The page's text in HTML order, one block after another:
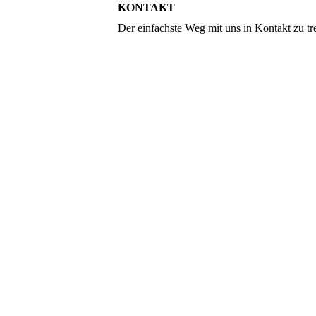
KONTAKT
Der einfachste Weg mit uns in Kontakt zu